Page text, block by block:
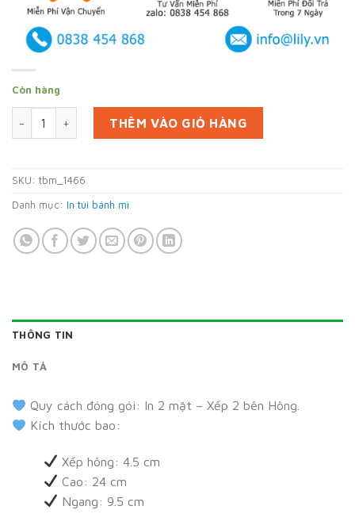
Còn hàng
In 5000 bao gói bánh mì tại Tiền Giang (mã tbm_1466)
THÊM VÀO GIỎ HÀNG
SKU: tbm_1466
Danh mục: In túi bánh mì
THÔNG TIN
MÔ TẢ
Quy cách đóng gói: In 2 mặt – Xếp 2 bên Hông.
Kích thước bao:
Xếp hông: 4.5 cm
Cao: 24 cm
Ngang: 9.5 cm